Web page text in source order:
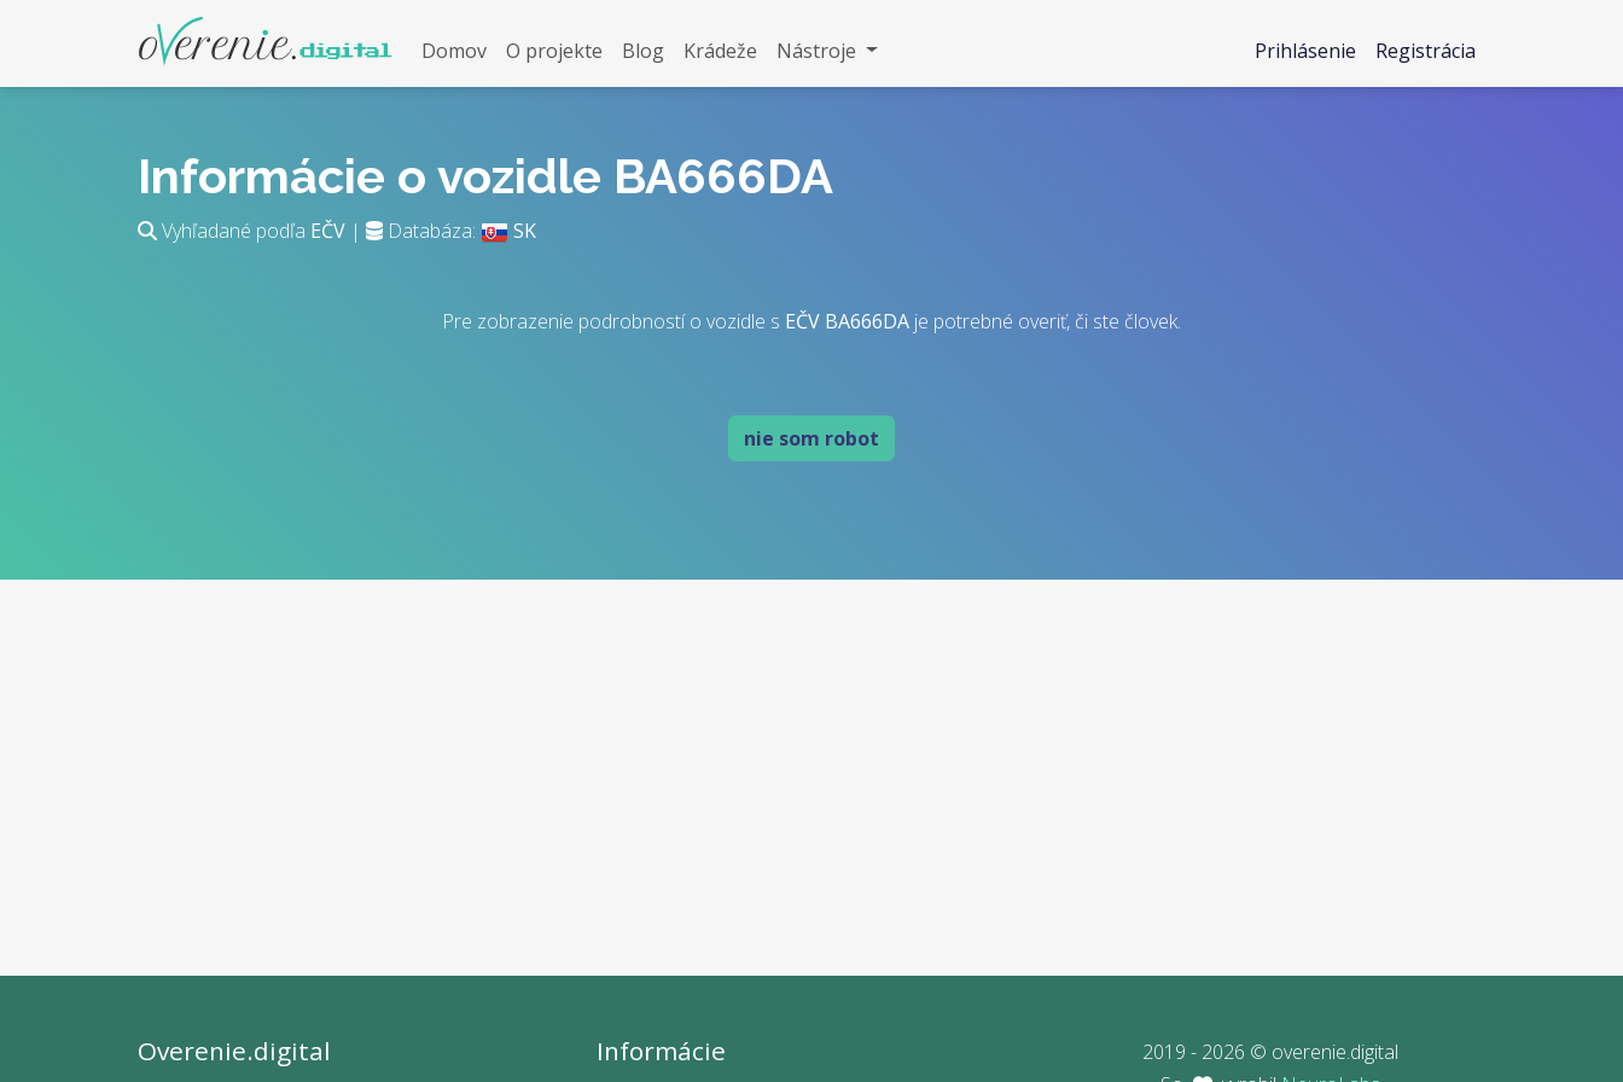
Domov O projekte Blog Krádeže Nástroje Prihlásenie Registrácia
Informácie o vozidle BA666DA
Vyhľadané podľa EČV | Databáza: SK
Pre zobrazenie podrobností o vozidle s EČV BA666DA je potrebné overiť, či ste človek.
nie som robot
Overenie.digital Informácie
2019 - 2026 © overenie.digital